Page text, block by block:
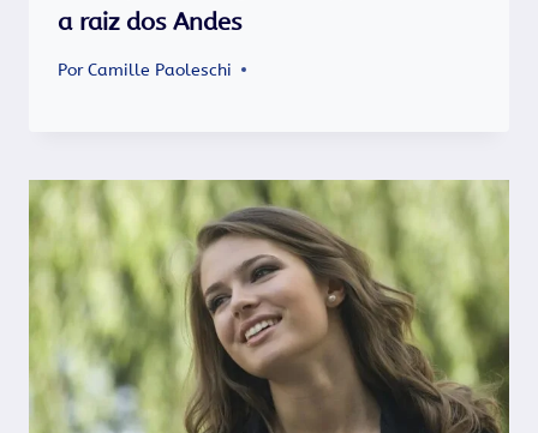
a raiz dos Andes
PorCamille Paoleschi